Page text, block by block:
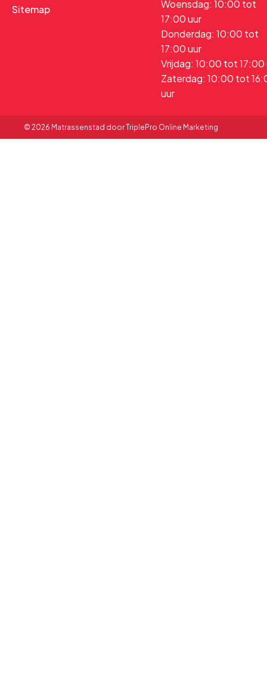
Sitemap
Woensdag: 10:00 tot
17:00 uur
Donderdag: 10:00 tot
17:00 uur
Vrijdag: 10:00 tot 17:00
Zaterdag: 10:00 tot
uur
© 2026 Matrassenstad door TriplePro Online Marketing